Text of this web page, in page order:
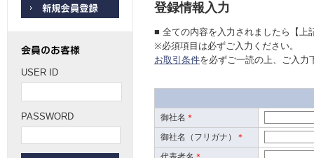
USER ID
PASSWORD
登録情報入力
■ 全ての内容を入力されましたら【上
※必須項目は必ずご入力ください。
お取引条件を必ずご一読の上、ご入力
御社名 ＊
御社名（フリガナ）
＊